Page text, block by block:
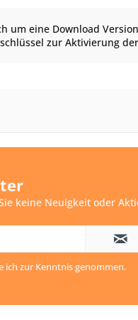
um eine Download
zur Aktivierung
keine Neuigkeit oder
ich zur Kenntnis genommen.